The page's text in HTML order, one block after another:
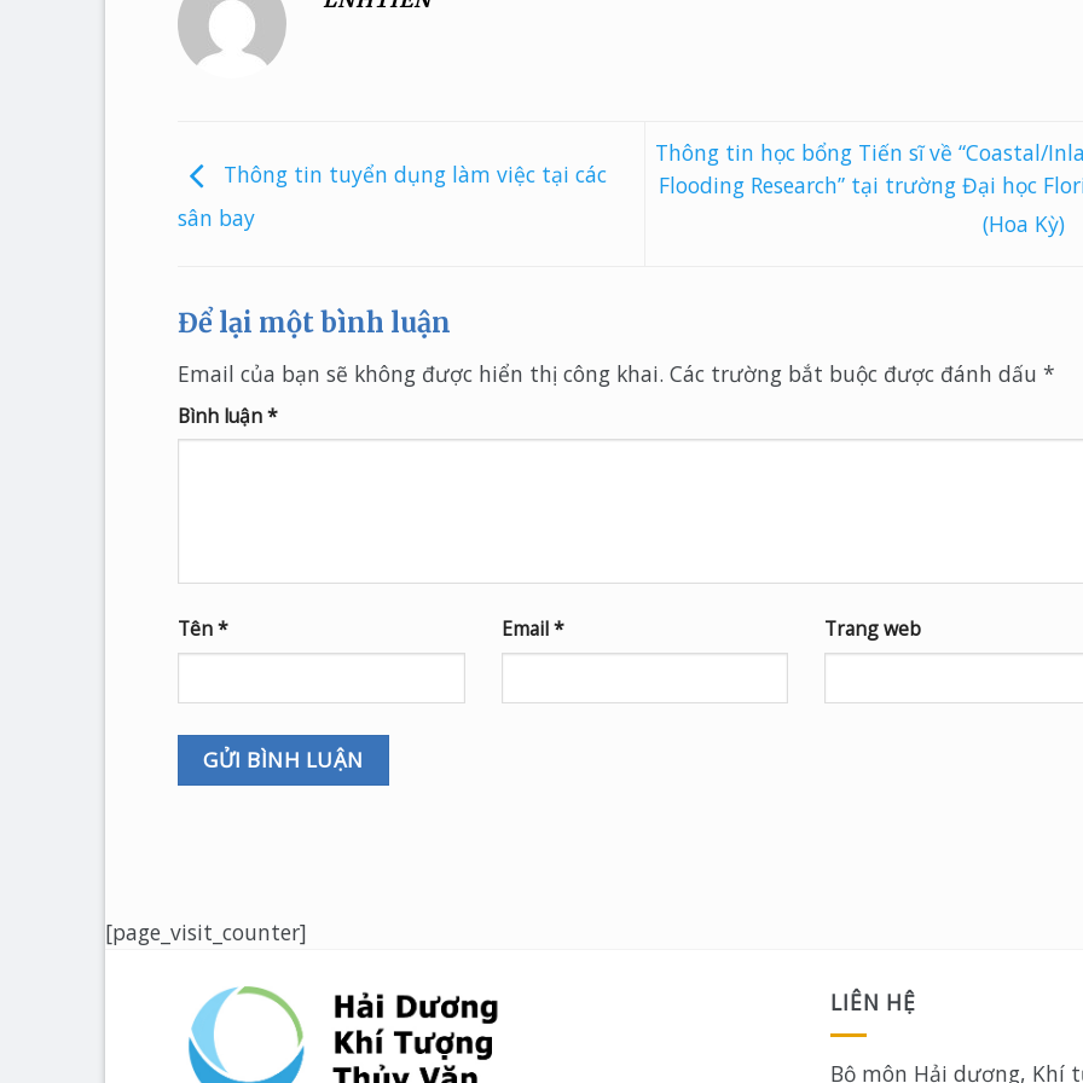
Thông tin tuyển dụng làm việc tại các
sân bay
Thông tin học bổng Tiến sĩ về “Coastal/
Flooding Research” tại trường Đại học
(Hoa Kỳ)
Để lại một bình luận
Email của bạn sẽ không được hiển thị công khai. Các trường bắt buộc được đánh dấu *
Bình luận*
Tên* Email* Trang web
[page_visit_counter]
LIÊN HỆ
Bộ môn Hải dương, Khí